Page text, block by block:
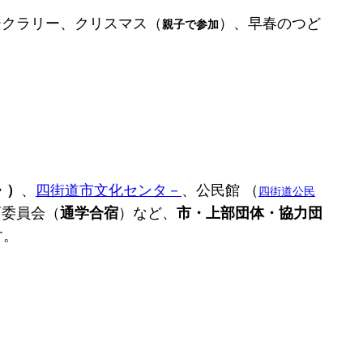
ラリー、クリスマス（親子で参加）、早春のつど
、 四街道市文化センタ－ 、公民館 （ 四街道公民
員会（通学合宿）など、 市・上部団体・協力団